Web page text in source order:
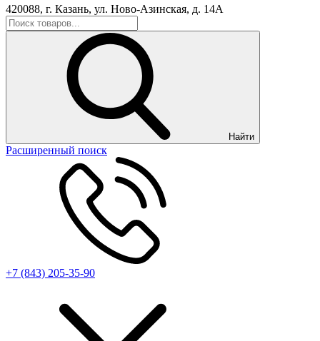
420088, г. Казань, ул. Ново-Азинская, д. 14А
Найти
Расширенный поиск
+7 (843) 205-35-90